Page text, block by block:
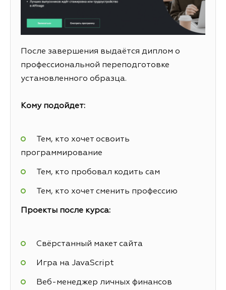
После завершения выдаётся диплом о
профессиональной переподготовке
установленного образца.
Кому подойдет:
Тем, кто хочет освоить
программирование
Тем, кто пробовал кодить сам
Тем, кто хочет сменить профессию
Проекты после курса:
Свёрстанный макет сайта
Игра на JavaScript
Веб-менеджер личных финансов